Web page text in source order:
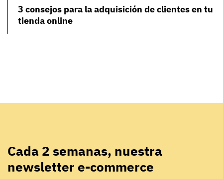
3 consejos para la adquisición de clientes en tu
tienda online
Cada 2 semanas, nuestra
newsletter e-commerce